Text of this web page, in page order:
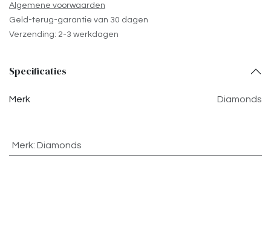
Algemene voorwaarden
Geld-terug-garantie van 30 dagen
Verzending: 2-3 werkdagen
Specificaties
Merk Diamonds
Merk: Diamonds